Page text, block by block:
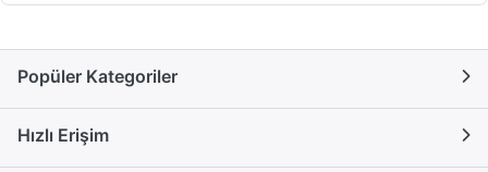
Popüler Kategoriler
Hızlı Erişim